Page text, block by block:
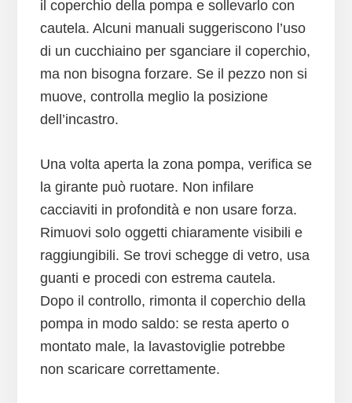
il coperchio della pompa e sollevarlo con
cautela. Alcuni manuali suggeriscono l’uso
di un cucchiaino per sganciare il coperchio,
ma non bisogna forzare. Se il pezzo non si
muove, controlla meglio la posizione
dell’incastro.
Una volta aperta la zona pompa, verifica se
la girante può ruotare. Non infilare
cacciaviti in profondità e non usare forza.
Rimuovi solo oggetti chiaramente visibili e
raggiungibili. Se trovi schegge di vetro, usa
guanti e procedi con estrema cautela.
Dopo il controllo, rimonta il coperchio della
pompa in modo saldo: se resta aperto o
montato male, la lavastoviglie potrebbe
non scaricare correttamente.